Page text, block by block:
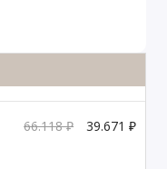
66.118 ₽ 39.671 ₽